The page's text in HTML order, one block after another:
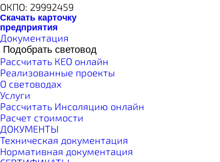
ОКПО: 29992459
Скачать карточку
предприятия
Документация
Подобрать световод
Рассчитать КЕО онлайн
Реализованные проекты
О световодах
Услуги
Рассчитать Инсоляцию онлайн
Расчет стоимости
ДОКУМЕНТЫ
Техническая документация
Нормативная документация